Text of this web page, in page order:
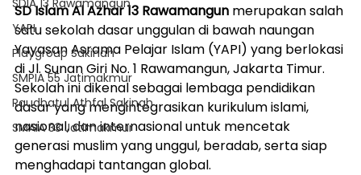
SDIA 13 Rawamangun
YAPI
Playgroup Sakinah
SMPIA 55 Jatimakmur
Raudhatul Athfal Sakinah
SMAIA 33 Jatimakmur
SD Islam Al Azhar 13 Rawamangun merupakan salah
satu sekolah dasar unggulan di bawah naungan
Yayasan Asrama Pelajar Islam (YAPI) yang berlokasi
di Jl. Sunan Giri No. 1 Rawamangun, Jakarta Timur.
Sekolah ini dikenal sebagai lembaga pendidikan
dasar yang mengintegrasikan kurikulum islami,
nasional, dan internasional untuk mencetak
generasi muslim yang unggul, beradab, serta siap
menghadapi tantangan global.